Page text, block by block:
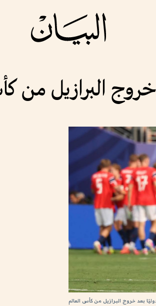
البرازيل من
بعد خروج البرازيل من كأس العالم